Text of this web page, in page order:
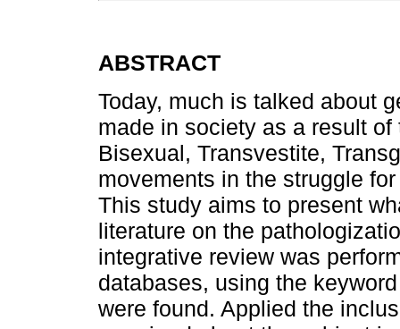
ABSTRACT
Today, much is talked about
made in society as a result
Bisexual, Transvestite,
movements in the struggle
This study aims to present
literature on the
integrative review was
databases, using the
were found. Applied the